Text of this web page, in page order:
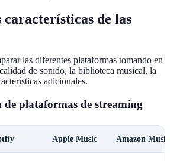
características de las
las diferentes plataformas tomando en
de sonido, la biblioteca musical, la
adicionales.
plataformas de streaming
Apple Music Amazon Music